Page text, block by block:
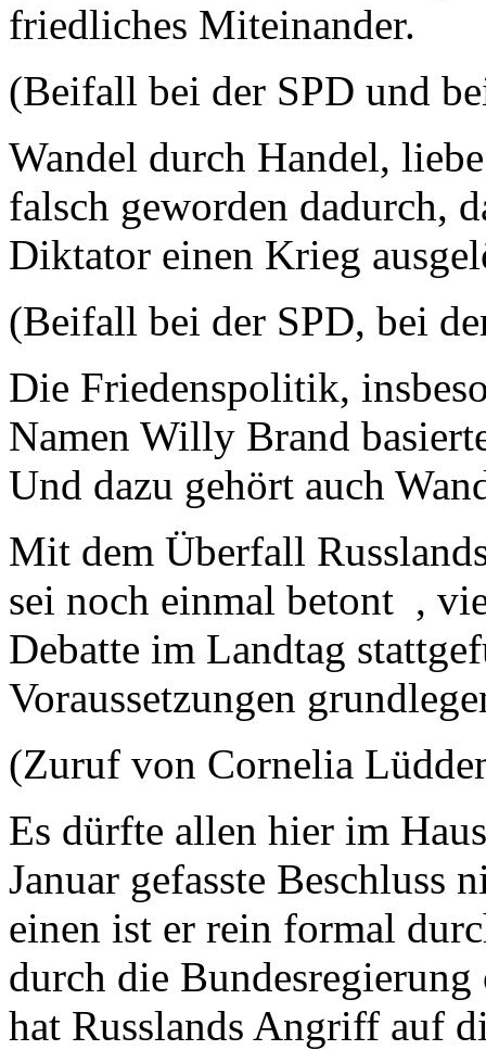
friedliches Miteinander.
(Beifall bei der SPD und
Wandel durch Handel,
falsch geworden dadurch,
Diktator einen Krieg
(Beifall bei der SPD, bei
Die Friedenspolitik,
Namen Willy Brand
Und dazu gehört auch
Mit dem Überfall
sei noch einmal betont ,
Debatte im Landtag
Voraussetzungen
(Zuruf von Cornelia
Es dürfte allen hier im
Januar gefasste Beschluss
einen ist er rein formal
durch die
hat Russlands Angriff auf